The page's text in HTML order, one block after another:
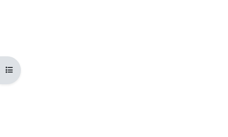
Открыть оглавление курса